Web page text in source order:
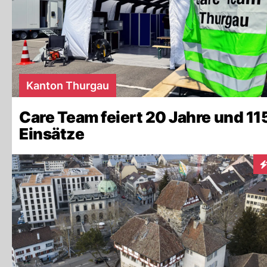
Kanton Thurgau
Care Team feiert 20 Jahre und
Einsätze